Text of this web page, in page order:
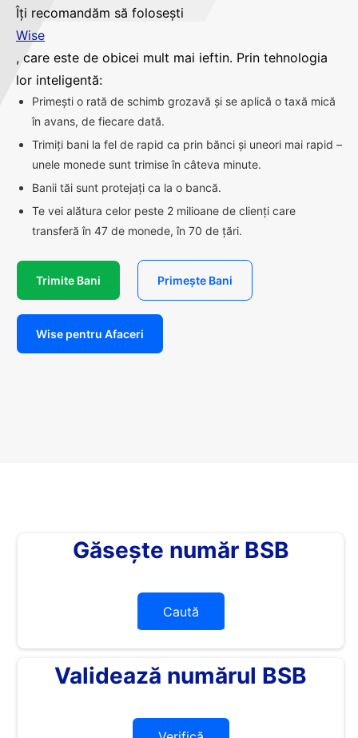
Îți recomandăm să folosești
Wise
, care este de obicei mult mai ieftin. Prin tehnologia
lor inteligentă:
Primești o rată de schimb grozavă și se aplică o taxă mică
în avans, de fiecare dată.
Trimiți bani la fel de rapid ca prin bănci și uneori mai rapid –
unele monede sunt trimise în câteva minute.
Banii tăi sunt protejați ca la o bancă.
Te vei alătura celor peste 2 milioane de clienți care
transferă în 47 de monede, în 70 de țări.
Trimite Bani Primește Bani
Wise pentru Afaceri
Găsește număr BSB
Caută
Validează numărul BSB